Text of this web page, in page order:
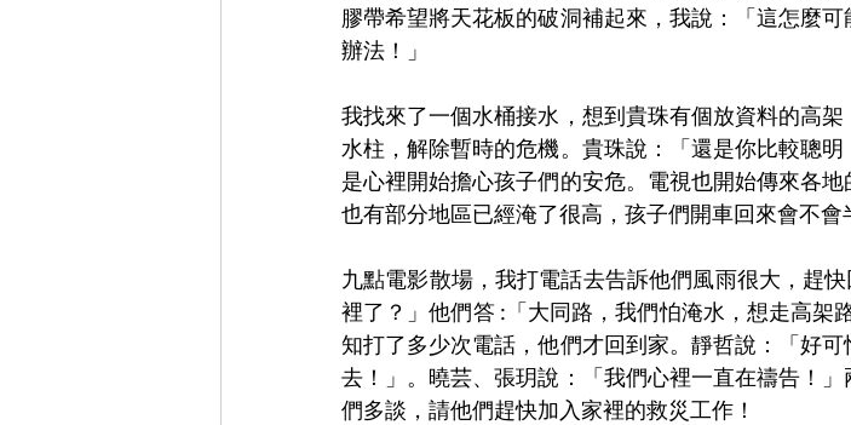
膠帶希望將天花板的破洞補起來，我說：「這怎麼
辦法！」
我找來了一個水桶接水，想到貴珠有個放資料的高
水柱，解除暫時的危機。貴珠說：「還是你比較聰
是心裡開始擔心孩子們的安危。電視也開始傳來各
也有部分地區已經淹了很高，孩子們開車回來會不會
九點電影散場，我打電話去告訴他們風雨很大，趕
裡了？」他們答 :「大同路，我們怕淹水，想走高架
知打了多少次電話，他們才回到家。靜哲說：「好
去！」。曉芸、張玥說：「我們心裡一直在禱告！
們多談，請他們趕快加入家裡的救災工作！